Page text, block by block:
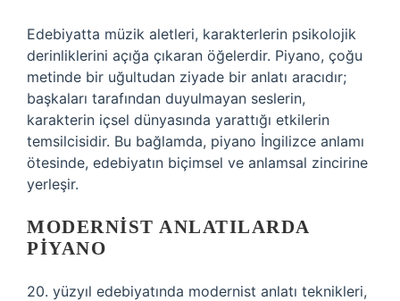
Edebiyatta müzik aletleri, karakterlerin psikolojik
derinliklerini açığa çıkaran öğelerdir. Piyano, çoğu
metinde bir uğultudan ziyade bir anlatı aracıdır;
başkaları tarafından duyulmayan seslerin,
karakterin içsel dünyasında yarattığı etkilerin
temsilcisidir. Bu bağlamda, piyano İngilizce anlamı
ötesinde, edebiyatın biçimsel ve anlamsal zincirine
yerleşir.
MODERNIST ANLATILARDA
PIYANO
20. yüzyıl edebiyatında modernist anlatı teknikleri,